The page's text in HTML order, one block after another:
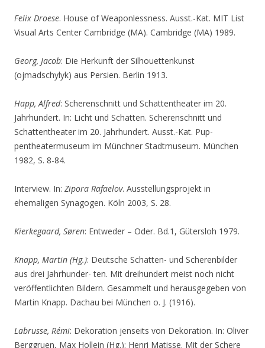
Felix Droese. House of Weaponlessness. Ausst.-Kat. MIT List
Visual Arts Center Cambridge (MA). Cambridge (MA) 1989.
Georg, Jacob: Die Herkunft der Silhouettenkunst
(ojmadschylyk) aus Persien. Berlin 1913.
Happ, Alfred: Scherenschnitt und Schattentheater im 20.
Jahrhundert. In: Licht und Schatten. Scherenschnitt und
Schattentheater im 20. Jahrhundert. Ausst.-Kat. Pup-
pentheatermuseum im Münchner Stadtmuseum. München
1982, S. 8-84.
Interview. In: Zipora Rafaelov. Ausstellungsprojekt in
ehemaligen Synagogen. Köln 2003, S. 28.
Kierkegaard, Søren: Entweder – Oder. Bd.1, Gütersloh 1979.
Knapp, Martin (Hg.): Deutsche Schatten- und Scherenbilder
aus drei Jahrhunder- ten. Mit dreihundert meist noch nicht
veröffentlichten Bildern. Gesammelt und herausgegeben von
Martin Knapp. Dachau bei München o. J. (1916).
Labrusse, Rémi: Dekoration jenseits von Dekoration. In: Oliver
Berggruen, Max Hollein (Hg.): Henri Matisse. Mit der Schere